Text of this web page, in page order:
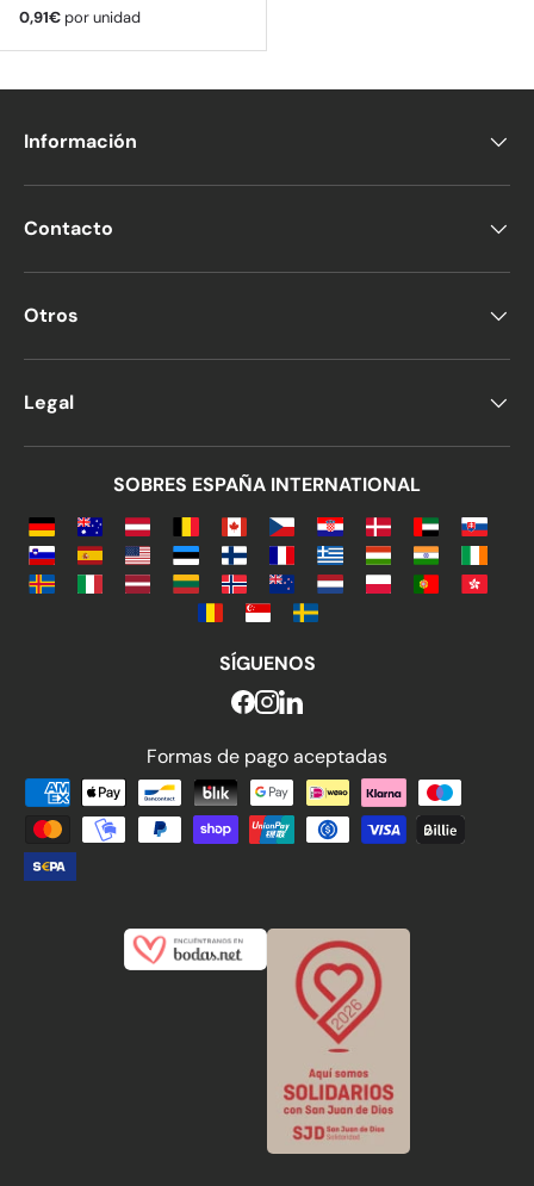
Precio normal
0,91€ por unidad
Información
Contacto
Otros
Legal
SOBRES ESPAÑA INTERNATIONAL
SÍGUENOS
Formas de pago aceptadas
Formas de pago aceptadas